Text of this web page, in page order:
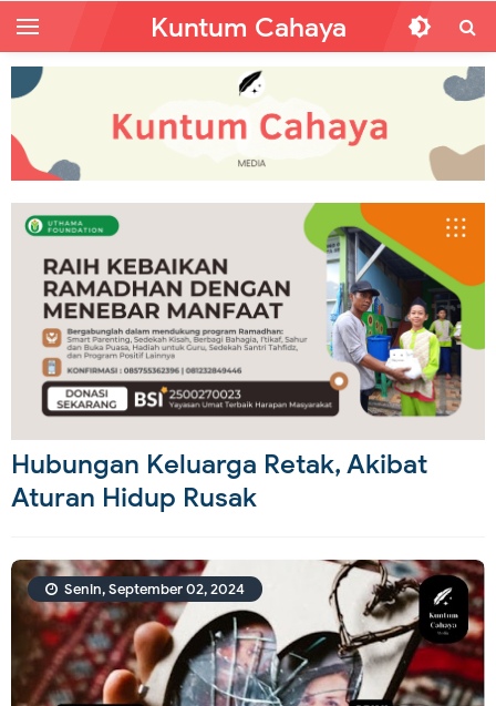
Kuntum Cahaya
Hubungan Keluarga Retak, Akibat
Aturan Hidup Rusak
Senin, September 02, 2024